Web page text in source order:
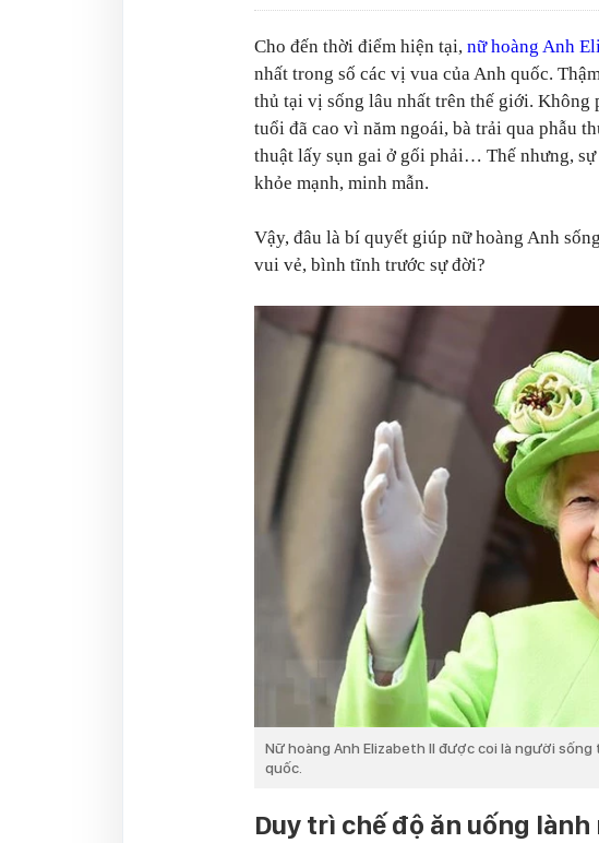
Cho đến thời điểm hiện tại, nữ hoàng Anh
nhất trong số các vị vua của Anh quốc.
thủ tại vị sống lâu nhất trên thế giới. Không
tuổi đã cao vì năm ngoái, bà trải qua phẫu
thuật lấy sụn gai ở gối phải… Thế nhưng,
khỏe mạnh, minh mẫn.
Vậy, đâu là bí quyết giúp nữ hoàng Anh
vui vẻ, bình tĩnh trước sự đời?
Nữ hoàng Anh Elizabeth II được coi là người
quốc.
Duy trì chế độ ăn uống lành